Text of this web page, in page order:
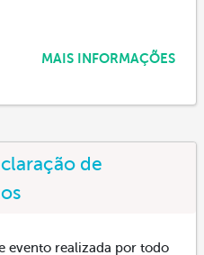
MAIS INFORMAÇÕES
de
evento realizada por todo